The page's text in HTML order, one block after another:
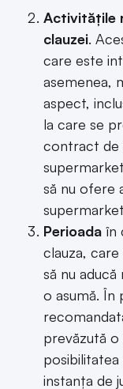
Activitățile
clauzei.
care este
asemenea,
aspect,
la care se
contract de
să nu ofere
Perioada în
clauza,
să nu
o asumă. În
prevăzută o
instanța de